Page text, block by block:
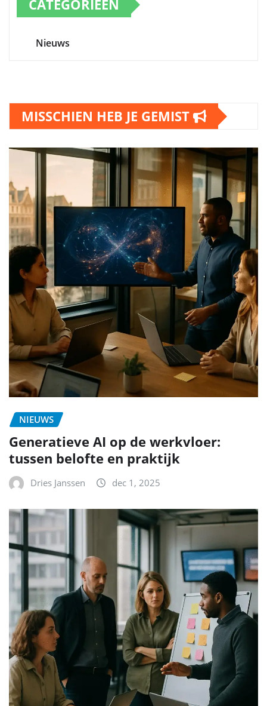
CATEGORIEËN
Nieuws
MISSCHIEN HEB JE GEMIST
NIEUWS
Generatieve AI op de werkvloer:
tussen belofte en praktijk
Dries Janssen dec 1, 2025